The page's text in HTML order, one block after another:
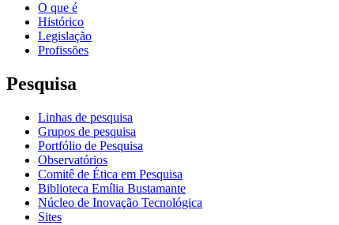
O que é
Histórico
Legislação
Profissões
Pesquisa
Linhas de pesquisa
Grupos de pesquisa
Portfólio de Pesquisa
Observatórios
Comitê de Ética em Pesquisa
Biblioteca Emília Bustamante
Núcleo de Inovação Tecnológica
Sites